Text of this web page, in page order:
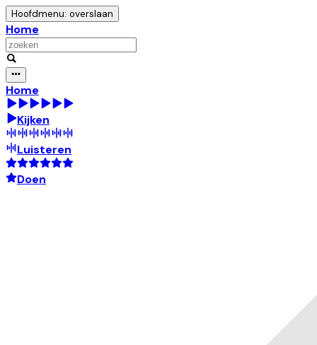
Hoofdmenu: overslaan
Home
Home
Kijken
Luisteren
Doen